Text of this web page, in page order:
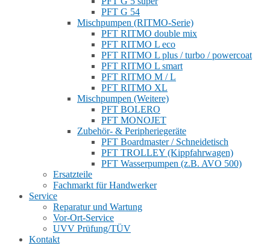
PFT G 54
Mischpumpen (RITMO-Serie)
PFT RITMO double mix
PFT RITMO L eco
PFT RITMO L plus / turbo / powercoat
PFT RITMO L smart
PFT RITMO M / L
PFT RITMO XL
Mischpumpen (Weitere)
PFT BOLERO
PFT MONOJET
Zubehör- & Peripheriegeräte
PFT Boardmaster / Schneidetisch
PFT TROLLEY (Kippfahrwagen)
PFT Wasserpumpen (z.B. AVO 500)
Ersatzteile
Fachmarkt für Handwerker
Service
Reparatur und Wartung
Vor-Ort-Service
UVV Prüfung/TÜV
Kontakt